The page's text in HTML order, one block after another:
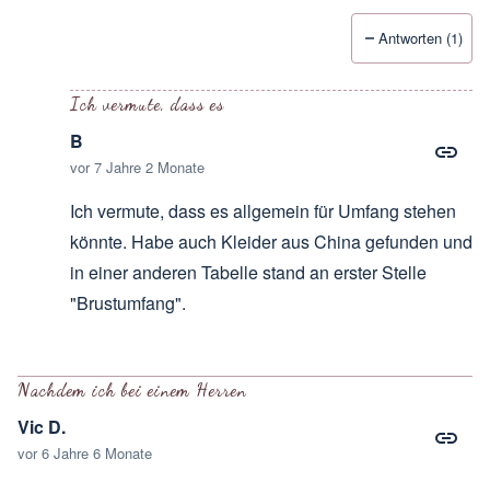
Amsel15
Antworten (1)
Ich vermute, dass es
B
vor 7 Jahre 2 Monate
Ich vermute, dass es allgemein für Umfang stehen
könnte. Habe auch Kleider aus China gefunden und
in einer anderen Tabelle stand an erster Stelle
"Brustumfang".
Nachdem ich bei einem Herren
Vic D.
vor 6 Jahre 6 Monate